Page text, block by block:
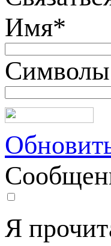
Имя*
Символы
Я